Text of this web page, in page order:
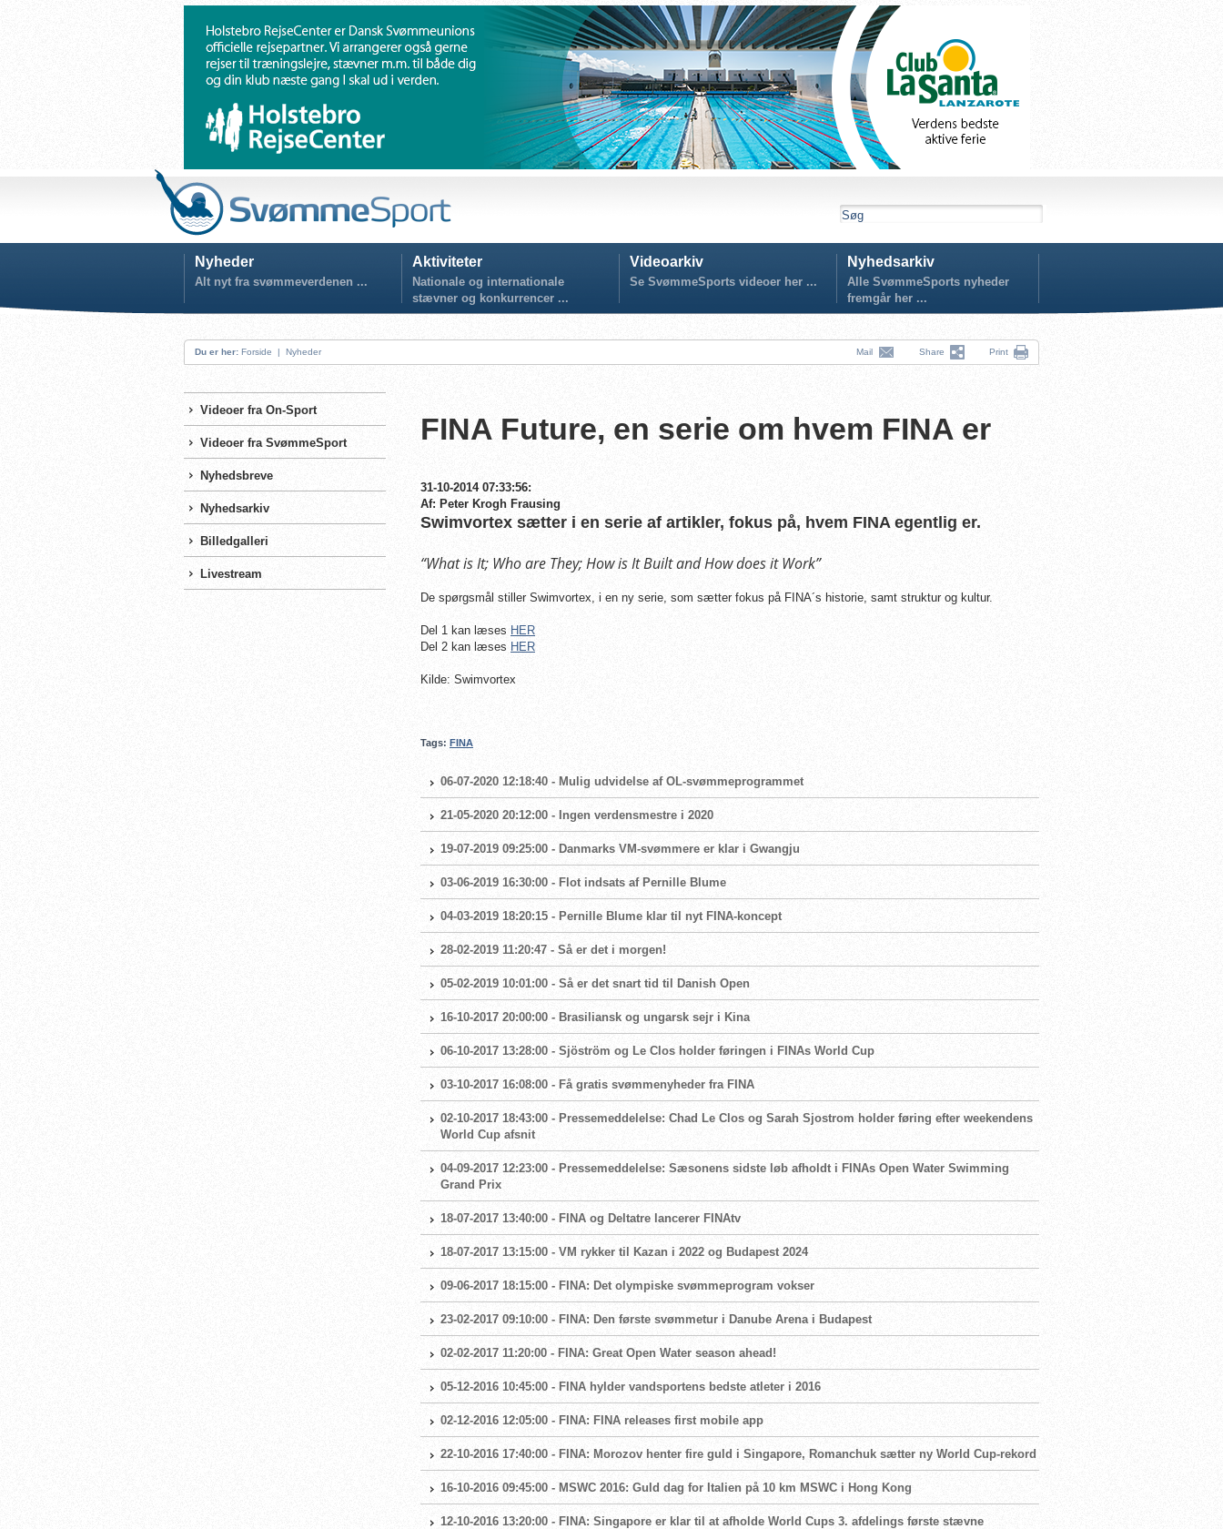
Nyheder
Alt nyt fra svømmeverdenen ...
Aktiviteter
Nationale og internationale
stævner og konkurrencer ...
Videoarkiv
Se SvømmeSports videoer her ...
Nyhedsarkiv
Alle SvømmeSports nyheder
fremgår her ...
Du er her: Forside | Nyheder Mail Share Print
Videoer fra On-Sport
Videoer fra SvømmeSport
Nyhedsbreve
Nyhedsarkiv
Billedgalleri
Livestream
FINA Future, en serie om hvem FINA er
31-10-2014 07:33:56:
Af: Peter Krogh Frausing
Swimvortex sætter i en serie af artikler, fokus på, hvem FINA egentlig er.
“What is It; Who are They; How is It Built and How does it Work”
De spørgsmål stiller Swimvortex, i en ny serie, som sætter fokus på FINA´s historie, samt struktur og kultur.
Del 1 kan læses HER
Del 2 kan læses HER
Kilde: Swimvortex
Tags: FINA
06-07-2020 12:18:40 - Mulig udvidelse af OL-svømmeprogrammet
21-05-2020 20:12:00 - Ingen verdensmestre i 2020
19-07-2019 09:25:00 - Danmarks VM-svømmere er klar i Gwangju
03-06-2019 16:30:00 - Flot indsats af Pernille Blume
04-03-2019 18:20:15 - Pernille Blume klar til nyt FINA-koncept
28-02-2019 11:20:47 - Så er det i morgen!
05-02-2019 10:01:00 - Så er det snart tid til Danish Open
16-10-2017 20:00:00 - Brasiliansk og ungarsk sejr i Kina
06-10-2017 13:28:00 - Sjöström og Le Clos holder føringen i FINAs World Cup
03-10-2017 16:08:00 - Få gratis svømmenyheder fra FINA
02-10-2017 18:43:00 - Pressemeddelelse: Chad Le Clos og Sarah Sjostrom holder føring efter weekendens
World Cup afsnit
04-09-2017 12:23:00 - Pressemeddelelse: Sæsonens sidste løb afholdt i FINAs Open Water Swimming
Grand Prix
18-07-2017 13:40:00 - FINA og Deltatre lancerer FINAtv
18-07-2017 13:15:00 - VM rykker til Kazan i 2022 og Budapest 2024
09-06-2017 18:15:00 - FINA: Det olympiske svømmeprogram vokser
23-02-2017 09:10:00 - FINA: Den første svømmetur i Danube Arena i Budapest
02-02-2017 11:20:00 - FINA: Great Open Water season ahead!
05-12-2016 10:45:00 - FINA hylder vandsportens bedste atleter i 2016
02-12-2016 12:05:00 - FINA: FINA releases first mobile app
22-10-2016 17:40:00 - FINA: Morozov henter fire guld i Singapore, Romanchuk sætter ny World Cup-rekord
16-10-2016 09:45:00 - MSWC 2016: Guld dag for Italien på 10 km MSWC i Hong Kong
12-10-2016 13:20:00 - FINA: Singapore er klar til at afholde World Cups 3. afdelings første stævne